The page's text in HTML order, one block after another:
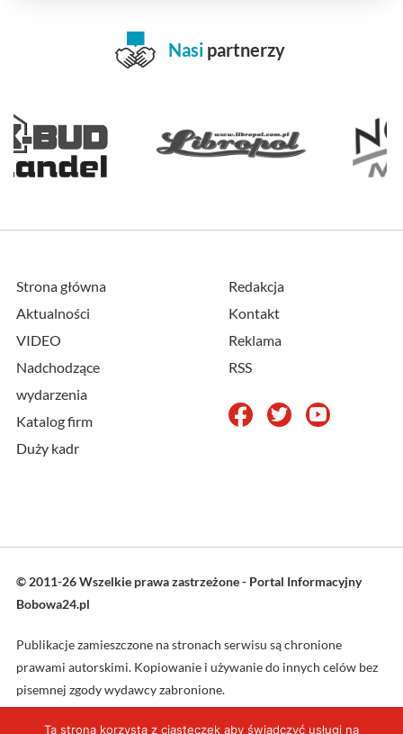
Nasi partnerzy
Strona główna
Aktualności
VIDEO
Nadchodzące
wydarzenia
Katalog firm
Duży kadr
Redakcja
Kontakt
Reklama
RSS
© 2011-26 Wszelkie prawa zastrzeżone - Portal Informacyjny
Bobowa24.pl
Publikacje zamieszczone na stronach serwisu są chronione
prawami autorskimi. Kopiowanie i używanie do innych celów bez
pisemnej zgody wydawcy zabronione.
Ta strona korzysta z ciasteczek aby świadczyć usługi na